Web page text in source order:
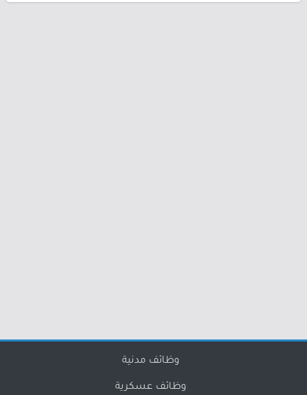
وظائف مدنية
وظائف عسكرية